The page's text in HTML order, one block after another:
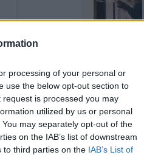
processing of your personal or
use the below opt-out section to
is processed you may
utilized by us or personal
may separately opt-out of the
on the IAB’s list of downstream
to third parties on the IAB’s List of